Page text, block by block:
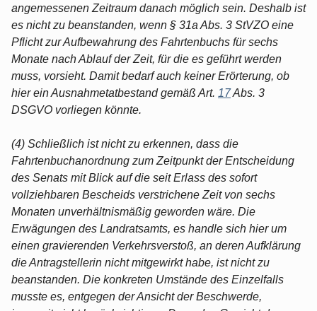
angemessenen Zeitraum danach möglich sein. Deshalb ist
es nicht zu beanstanden, wenn § 31a Abs. 3 StVZO eine
Pflicht zur Aufbewahrung des Fahrtenbuchs für sechs
Monate nach Ablauf der Zeit, für die es geführt werden
muss, vorsieht. Damit bedarf auch keiner Erörterung, ob
hier ein Ausnahmetatbestand gemäß Art. 17Abs. 3
DSGVO vorliegen könnte.
(4) Schließlich ist nicht zu erkennen, dass die
Fahrtenbuchanordnung zum Zeitpunkt der Entscheidung
des Senats mit Blick auf die seit Erlass des sofort
vollziehbaren Bescheids verstrichene Zeit von sechs
Monaten unverhältnismäßig geworden wäre. Die
Erwägungen des Landratsamts, es handle sich hier um
einen gravierenden Verkehrsverstoß, an deren Aufklärung
die Antragstellerin nicht mitgewirkt habe, ist nicht zu
beanstanden. Die konkreten Umstände des Einzelfalls
musste es, entgegen der Ansicht der Beschwerde,